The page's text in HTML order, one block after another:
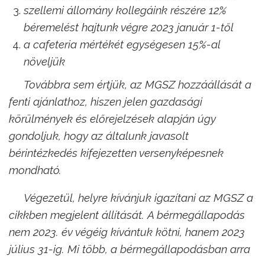
szellemi állomány kollegáink részére 12%
béremelést hajtunk végre 2023 január 1-től
a cafeteria mértékét egységesen 15%-al
növeljük
Továbbra sem értjük, az MGSZ hozzáállását a
fenti ajánlathoz, hiszen jelen gazdasági
körülmények és előrejelzések alapján úgy
gondoljuk, hogy az általunk javasolt
bérintézkedés kifejezetten versenyképesnek
mondható.
Végezetül, helyre kívánjuk igazítani az MGSZ a
cikkben megjelent állítását. A bérmegállapodás
nem 2023. év végéig kívántuk kötni, hanem 2023
július 31-ig. Mi több, a bérmegállapodásban arra